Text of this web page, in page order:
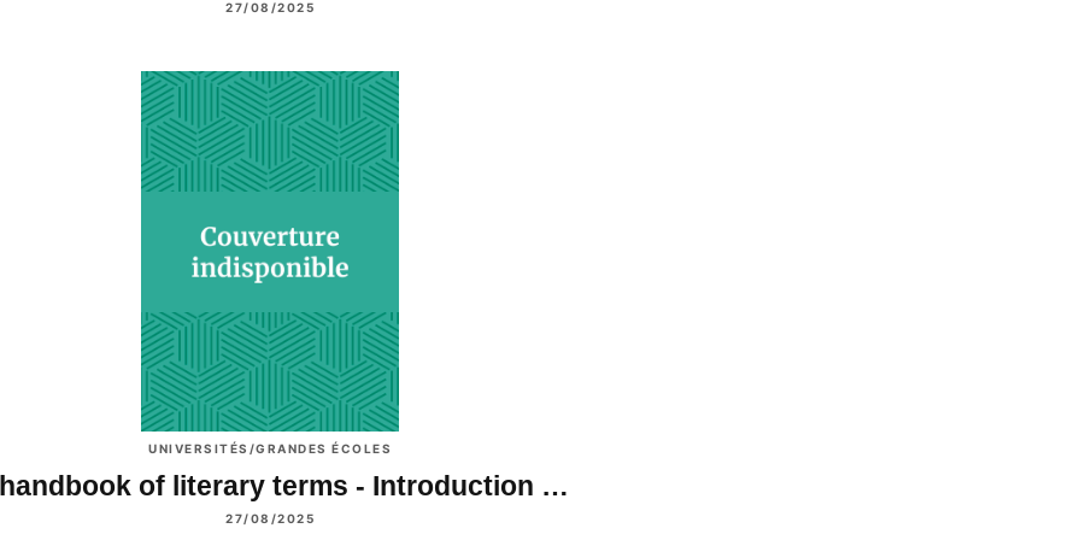
27/08/2025
UNIVERSITÉS/GRANDES ÉCOLES
of literary terms - Introduction …
27/08/2025